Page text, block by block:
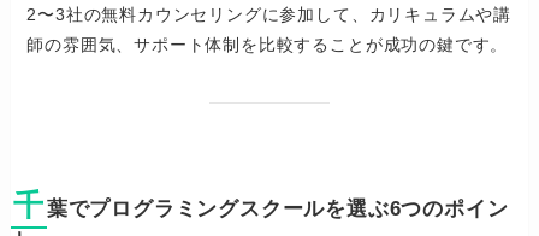
2〜3社の無料カウンセリングに参加して、カリキュラムや講
師の雰囲気、サポート体制を比較することが成功の鍵です。
千葉でプログラミングスクールを選ぶ6つのポイン